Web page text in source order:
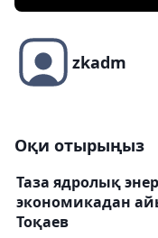
zkadm
Оқи отырыңыз
Таза ядролық
экономикадан
Тоқаев